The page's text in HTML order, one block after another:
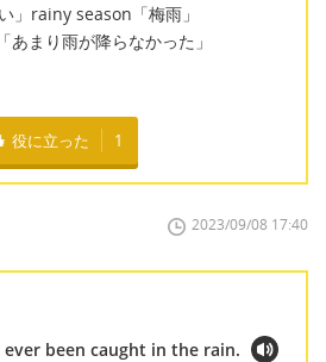
」rainy season「梅雨」
まり雨が降らなかった」
役に立った 1
2023/09/08 17:40
been caught in the rain.